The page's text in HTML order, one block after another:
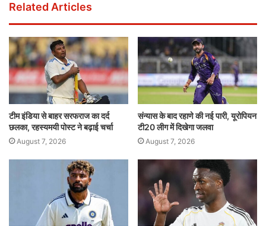
Related Articles
टीम इंडिया से बाहर सरफराज का दर्द
छलका, रहस्यमयी पोस्ट ने बढ़ाई चर्चा
August 7, 2026
संन्यास के बाद रहाणे की नई पारी, यूरोपियन
टी20 लीग में दिखेगा जलवा
August 7, 2026